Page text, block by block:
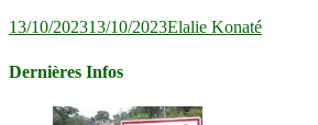
13/10/202313/10/2023Elalie Konaté
Dernières Infos